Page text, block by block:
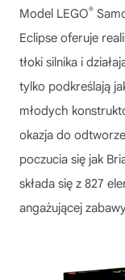
Model LEGO®
Eclipse oferuje
tłoki silnika i
tylko podkreślają
młodych
okazja do
poczucia się jak
składa się z 827
angażującej